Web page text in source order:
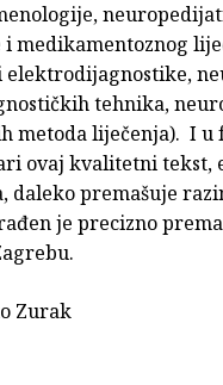
medikamentoznog
elektrodijagnostike,
tehnika,
metoda liječenja). I u
ovaj kvalitetni tekst,
daleko premašuje
je precizno
Zurak